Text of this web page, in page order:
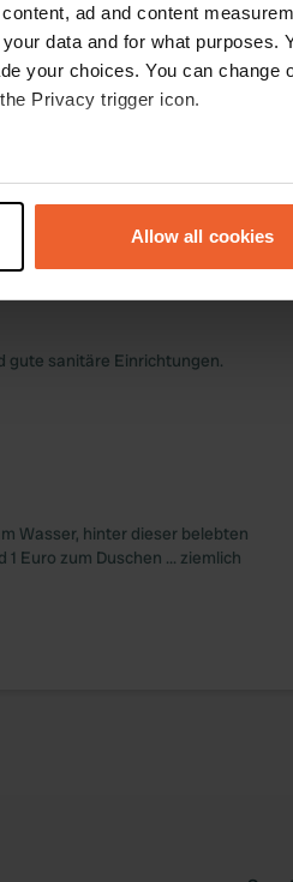
ad and content
data and for what purposes.
your choices. You can change
Privacy trigger icon.
to within several meters
in the
and to analyse our traffic. We
partners who may combine
use of their services.
Allow all cookies
gemäht werden und überall liegt
Toilettenblöcken war geöffnet.
gute sanitäre Einrichtungen.
Wasser, hinter dieser belebten
Euro zum Duschen ... ziemlich